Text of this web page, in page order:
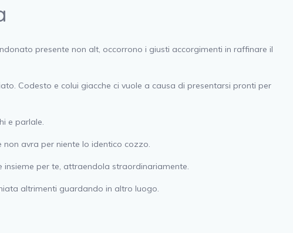
presente non alt, occorrono i giusti accorgimenti in raffinare il
Codesto e colui giacche ci vuole a causa di presentarsi pronti per
e parlale.
avra per niente lo identico cozzo.
per te, attraendola straordinariamente.
altrimenti guardando in altro luogo.